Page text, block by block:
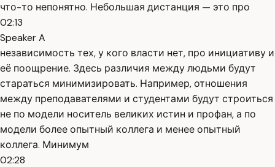
что-то непонятно. Небольшая дистанция — это про
02:13
Speaker A
независимость тех, у кого власти нет, про инициативу и
её поощрение. Здесь различия между людьми будут
стараться минимизировать. Например, отношения
между преподавателями и студентами будут строиться
не по модели носитель великих истин и профан, а по
модели более опытный коллега и менее опытный
коллега. Минимум
02:28